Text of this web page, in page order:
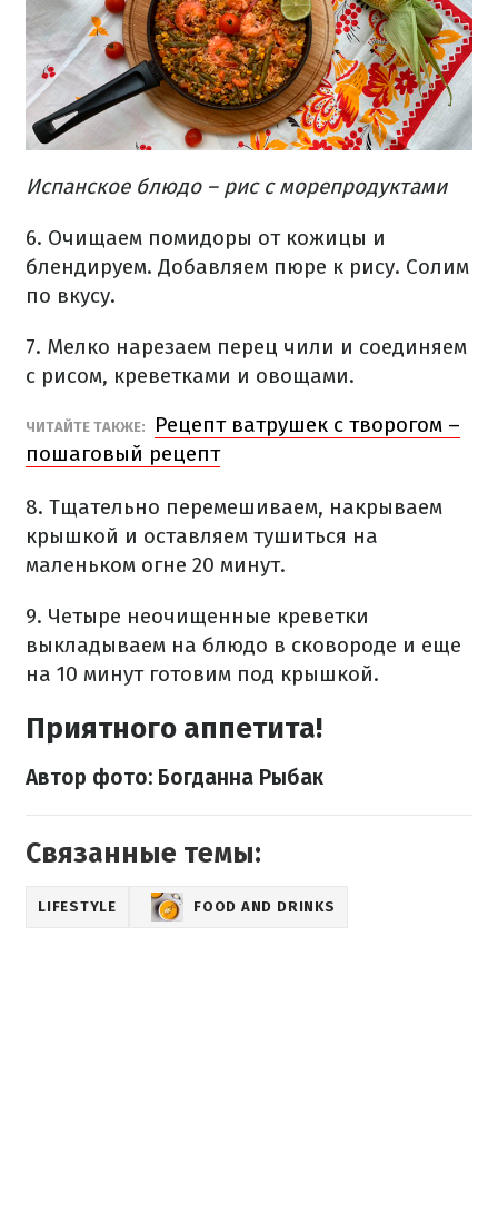
Испанское блюдо – рис с морепродуктами
6. Очищаем помидоры от кожицы и
блендируем. Добавляем пюре к рису. Солим
по вкусу.
7. Мелко нарезаем перец чили и соединяем
с рисом, креветками и овощами.
ЧИТАЙТЕ ТАКЖЕ:
Рецепт ватрушек с творогом –
пошаговый рецепт
8. Тщательно перемешиваем, накрываем
крышкой и оставляем тушиться на
маленьком огне 20 минут.
9. Четыре неочищенные креветки
выкладываем на блюдо в сковороде и еще
на 10 минут готовим под крышкой.
Приятного аппетита!
Автор фото: Богданна Рыбак
Связанные темы:
LIFESTYLE FOOD AND DRINKS